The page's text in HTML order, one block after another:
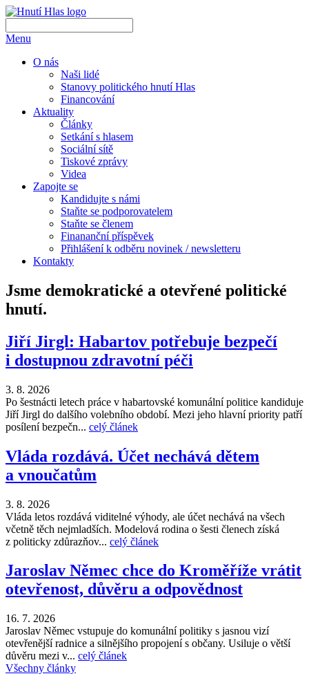
Menu
O nás
Naši lidé
Stanovy politického hnutí Hlas
Financování
Aktuality
Články
Setkání s hlasem
Sociální sítě
Tiskové zprávy
Videa
Zapojte se
Kandidujte s námi
Staňte se podporovatelem
Staňte se členem
Finananční příspěvek
Přihlášení k odběru novinek / newsletteru
Kontakty
Jsme demokratické a otevřené politické
hnutí.
Jiří Jirgl: Habartov potřebuje bezpečí
i dostupnou zdravotní péči
3. 8. 2026
Po šestnácti letech práce v habartovské komunální politice kandiduje
Jiří Jirgl do dalšího volebního období. Mezi jeho hlavní priority patří
posílení bezpečn... celý článek
Vláda rozdává. Účet nechává dětem
a vnoučatům
3. 8. 2026
Vláda letos rozdává viditelné výhody, ale účet nechává na všech
včetně těch nejmladších. Modelová rodina o šesti členech získá
z politicky zdůrazňov... celý článek
Jaroslav Němec chce do Kroměříže vrátit
otevřenost, důvěru a odpovědnost
16. 7. 2026
Jaroslav Němec vstupuje do komunální politiky s jasnou vizí
otevřenější radnice a silnějšího propojení s občany. Usiluje o větší
důvěru mezi v... celý článek
Všechny články